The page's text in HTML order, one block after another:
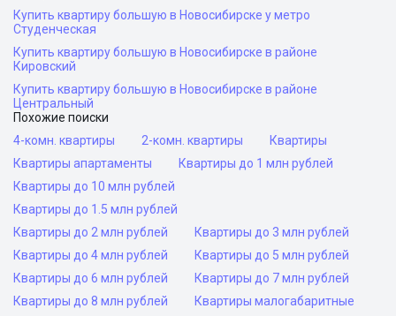
Купить квартиру большую в Новосибирске у метро
Студенческая
Купить квартиру большую в Новосибирске в районе
Кировский
Купить квартиру большую в Новосибирске в районе
Центральный
Похожие поиски
4-комн. квартиры
2-комн. квартиры
Квартиры
Квартиры апартаменты
Квартиры до 1 млн рублей
Квартиры до 10 млн рублей
Квартиры до 1.5 млн рублей
Квартиры до 2 млн рублей
Квартиры до 3 млн рублей
Квартиры до 4 млн рублей
Квартиры до 5 млн рублей
Квартиры до 6 млн рублей
Квартиры до 7 млн рублей
Квартиры до 8 млн рублей
Квартиры малогабаритные